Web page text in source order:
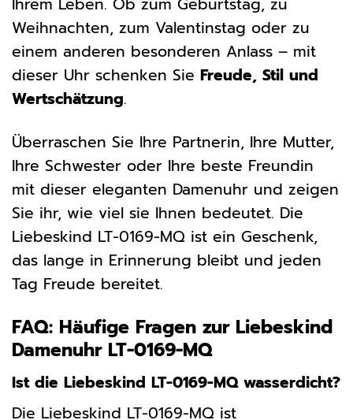
Ihrem Leben. Ob zum Geburtstag, zu
Weihnachten, zum Valentinstag oder zu
einem anderen besonderen Anlass – mit
dieser Uhr schenken Sie Freude, Stil und
Wertschätzung.
Überraschen Sie Ihre Partnerin, Ihre Mutter,
Ihre Schwester oder Ihre beste Freundin
mit dieser eleganten Damenuhr und zeigen
Sie ihr, wie viel sie Ihnen bedeutet. Die
Liebeskind LT-0169-MQ ist ein Geschenk,
das lange in Erinnerung bleibt und jeden
Tag Freude bereitet.
FAQ: Häufige Fragen zur Liebeskind
Damenuhr LT-0169-MQ
Ist die Liebeskind LT-0169-MQ wasserdicht?
Die Liebeskind LT-0169-MQ ist